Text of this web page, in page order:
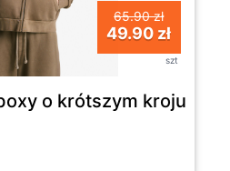
65.90 zł
49.90 zł
szt
o krótszym kroju